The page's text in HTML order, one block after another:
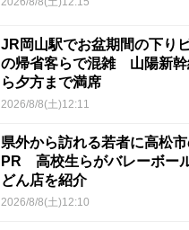
JR岡山駅でお盆期間の下り
の帰省客らで混雑 山陽新幹
ら夕方まで満席
2026/8/8(土)12:11
県外から訪れる若者に高松
PR 高校生らがバレーボー
どん店を紹介
2026/8/8(土)12:10